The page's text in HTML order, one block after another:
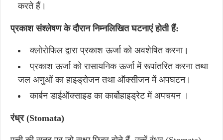
करते हैं।
प्रकाश संश्लेषण के दौरान निम्नलिखित घटनाएं होती हैं:
क्लोरोफिल द्वारा प्रकाश ऊर्जा को अवशेषित करना।
प्रकाश ऊर्जा को रासायनिक ऊर्जा में रूपांतरित करना तथा
जल अणुओं का हाइड्रोजन तथा ऑक्सीजन में अपघटन।
कार्बन डाईऑक्साइड का कार्बोहाइड्रेट में अपचयन ।
रंध्र (Stomata)